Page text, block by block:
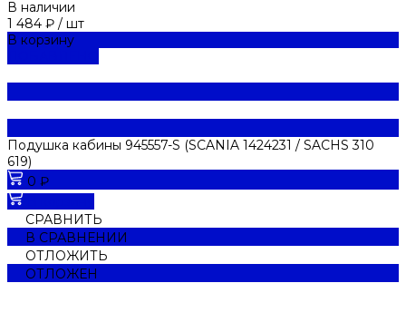
В наличии
1 484 ₽ / шт
В корзину
Подушка кабины 945557-S (SCANIA 1424231 / SACHS 310
619)
0 ₽
СРАВНИТЬ
В СРАВНЕНИИ
ОТЛОЖИТЬ
ОТЛОЖЕН